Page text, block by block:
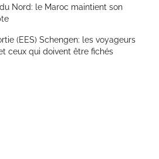
Nord: le Maroc maintient son
(EES) Schengen: les voyageurs
ceux qui doivent être fichés